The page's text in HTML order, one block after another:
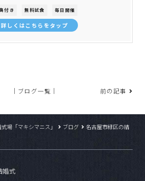
付き 無料試食 毎日開催
詳しくはこちらをタップ
｜ブログ一覧｜ 前の記事
場「マキシマニス」 ブログ
名古屋市緑区の結
婚式